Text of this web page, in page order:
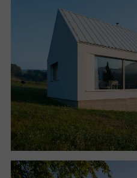
design vstřebal hravosti
ukrytou v knihovně nebo
schody, schodišťovou
pracovní místo v podkroví
pokoje. Cílem bylo
objem a eliminovat
Dům poskytuje několik
Pohrává si s rozdílnými
maximálně otevřena